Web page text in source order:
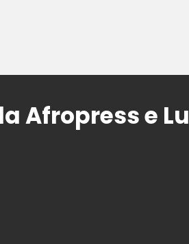
Afropress e